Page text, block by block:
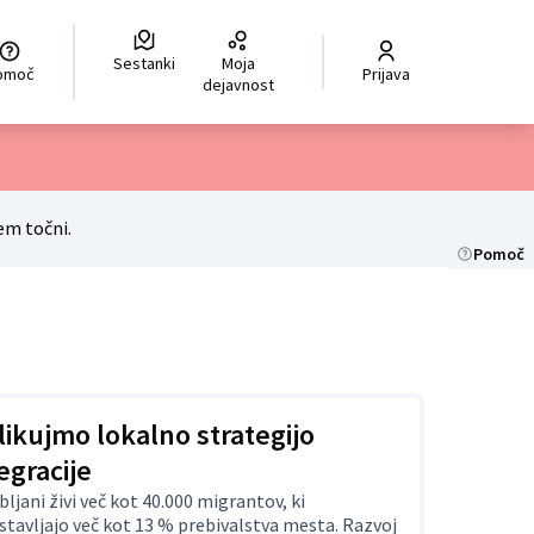
la langue Scegli la lingua Izberi jezik Dil seçiniz
Sestanki
Moja
dejavnost
Prijava
točni.
Pomoč
lokalno strategijo
živi več kot 40.000 migrantov, ki
več kot 13 % prebivalstva mesta. Razvoj